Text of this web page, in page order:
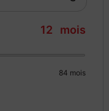
moteur peut être
avec 2 jeux de
12 mois
84 mois